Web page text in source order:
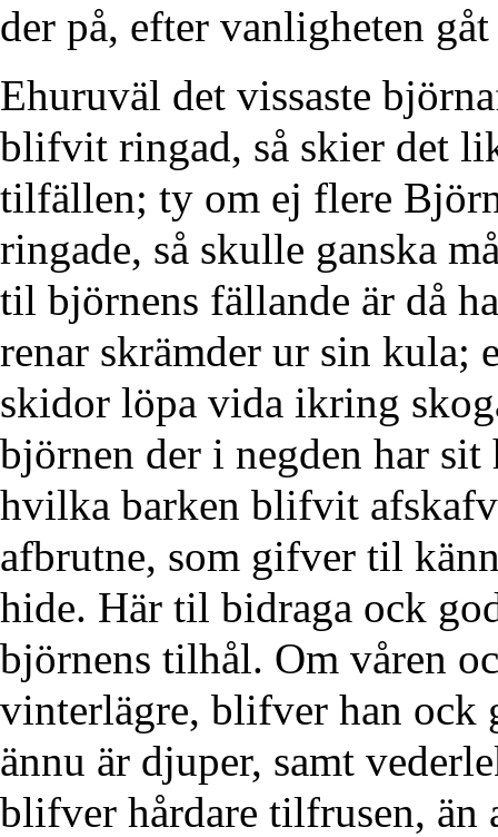
der på, efter vanligheten
Ehuruväl det vissaste
blifvit ringad, så skier det
tilfällen; ty om ej flere
ringade, så skulle ganska
til björnens fällande är då
renar skrämder ur sin kula;
skidor löpa vida ikring
björnen der i negden har
hvilka barken blifvit
afbrutne, som gifver til
hide. Här til bidraga ock
björnens tilhål. Om våren
vinterlägre, blifver han ock
ännu är djuper, samt
blifver hårdare tilfrusen, än